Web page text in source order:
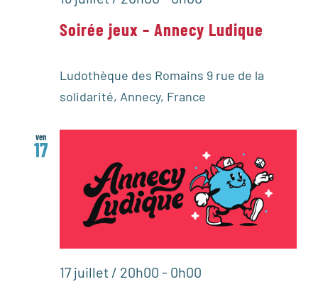
Soirée jeux – Annecy Ludique
Ludothèque des Romains 9 rue de la
solidarité, Annecy, France
ven
17
17 juillet / 20h00 - 0h00